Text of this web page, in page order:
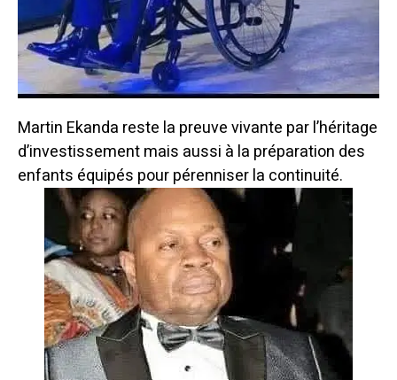
Martin Ekanda reste la preuve vivante par l’héritage
d’investissement mais aussi à la préparation des
enfants équipés pour pérenniser la continuité.